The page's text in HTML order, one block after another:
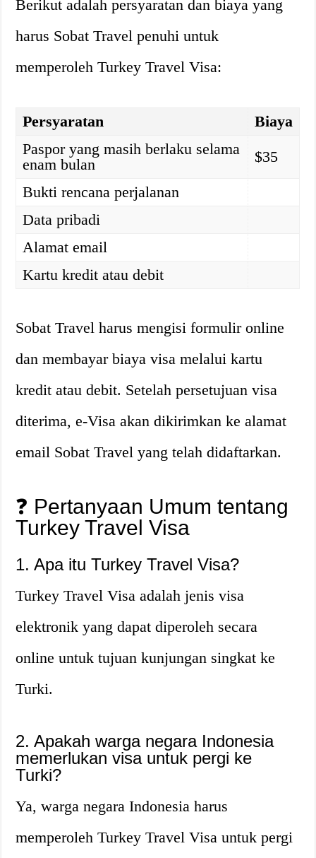
Berikut adalah persyaratan dan biaya yang
harus Sobat Travel penuhi untuk
memperoleh Turkey Travel Visa:
Persyaratan
Biaya
Paspor yang masih berlaku selama
enam bulan
$35
Bukti rencana perjalanan
Data pribadi
Alamat email
Kartu kredit atau debit
Sobat Travel harus mengisi formulir online
dan membayar biaya visa melalui kartu
kredit atau debit. Setelah persetujuan visa
diterima, e-Visa akan dikirimkan ke alamat
email Sobat Travel yang telah didaftarkan.
❓ Pertanyaan Umum tentang
Turkey Travel Visa
1. Apa itu Turkey Travel Visa?
Turkey Travel Visa adalah jenis visa
elektronik yang dapat diperoleh secara
online untuk tujuan kunjungan singkat ke
Turki.
2. Apakah warga negara Indonesia
memerlukan visa untuk pergi ke
Turki?
Ya, warga negara Indonesia harus
memperoleh Turkey Travel Visa untuk pergi